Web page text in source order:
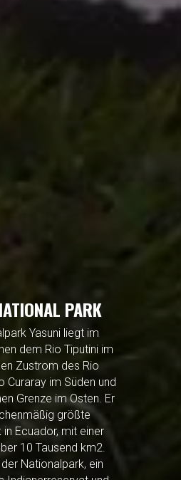
PARK
Yasuni liegt im
dem Rio Tiputini im
Zustrom des Rio
Curaray im Süden und
Grenze im Osten. Er
größte
Ecuador, mit einer
10 Tausend km2.
Nationalpark, ein